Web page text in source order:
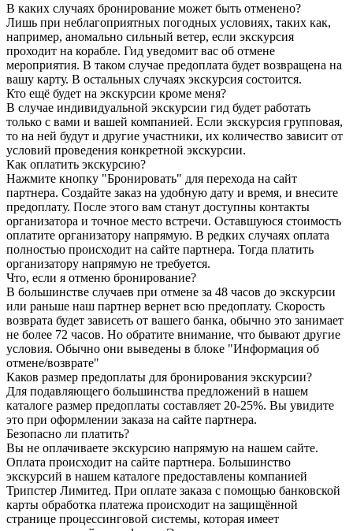
В каких случаях бронирование может быть отменено?
Лишь при неблагоприятных погодных условиях, таких как,
например, аномально сильный ветер, если экскурсия
проходит на корабле. Гид уведомит вас об отмене
мероприятия. В таком случае предоплата будет возвращена на
вашу карту. В остальных случаях экскурсия состоится.
Кто ещё будет на экскурсии кроме меня?
В случае индивидуальной экскурсии гид будет работать
только с вами и вашей компанией. Если экскурсия групповая,
то на ней будут и другие участники, их количество зависит от
условий проведения конкретной экскурсии.
Как оплатить экскурсию?
Нажмите кнопку "Бронировать" для перехода на сайт
партнера. Создайте заказ на удобную дату и время, и внесите
предоплату. После этого вам станут доступны контакты
организатора и точное место встречи. Оставшуюся стоимость
оплатите организатору напрямую. В редких случаях оплата
полностью происходит на сайте партнера. Тогда платить
организатору напрямую не требуется.
Что, если я отменю бронирование?
В большинстве случаев при отмене за 48 часов до экскурсии
или раньше наш партнер вернет всю предоплату. Скорость
возврата будет зависеть от вашего банка, обычно это занимает
не более 72 часов. Но обратите внимание, что бывают другие
условия. Обычно они выведены в блоке "Информация об
отмене/возврате"
Каков размер предоплаты для бронирования экскурсии?
Для подавляющего большинства предложений в нашем
каталоге размер предоплаты составляет 20-25%. Вы увидите
это при оформлении заказа на сайте партнера.
Безопасно ли платить?
Вы не оплачиваете экскурсию напрямую на нашем сайте.
Оплата происходит на сайте партнера. Большинство
экскурсий в нашем каталоге предоставлены компанией
Трипстер Лимитед. При оплате заказа с помощью банковской
карты обработка платежа происходит на защищённой
странице процессинговой системы, которая имеет